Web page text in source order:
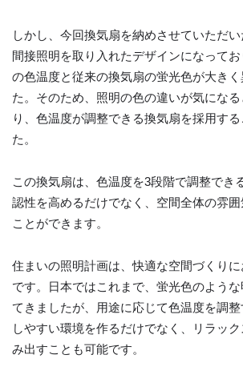
しかし、今回換気扇を納めさせていただい
間接照明を取り入れたデザインになって
の色温度と従来の換気扇の蛍光色が大き
た。そのため、照明の色の違いが気にな
り、色温度が調整できる換気扇を採用す
た。
この換気扇は、色温度を3段階で調整でき
認性を高めるだけでなく、空間全体の雰
ことができます。
住まいの照明計画は、快適な空間づくり
です。日本ではこれまで、蛍光色のよう
てきましたが、用途に応じて色温度を調
しやすい環境を作るだけでなく、リラッ
み出すことも可能です。